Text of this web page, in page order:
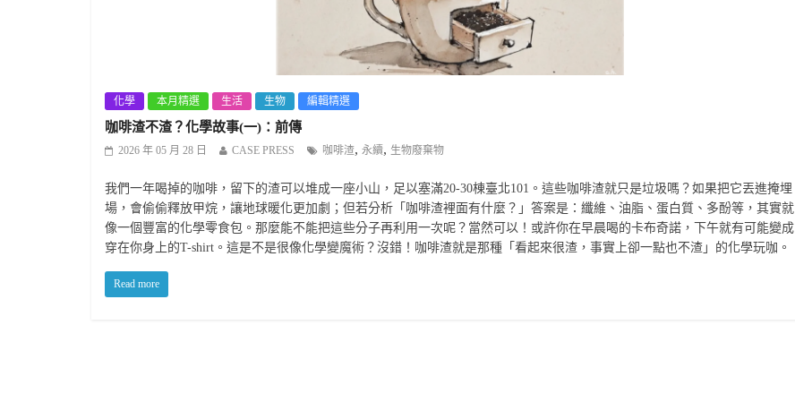
化學 本月精選 生活 生物 編輯精選
咖啡渣不渣？化學故事(一)：前傳
2026 年 05 月 28 日 CASE PRESS 咖啡渣, 永續, 生物廢棄物
我們一年喝掉的咖啡，留下的渣可以堆成一座小山，足以塞滿20-30棟臺北101。這些咖啡渣就只是垃圾嗎？如果把它丟進掩埋
場，會偷偷釋放甲烷，讓地球暖化更加劇；但若分析「咖啡渣裡面有什麼？」答案是：纖維、油脂、蛋白質、多酚等，其實就
像一個豐富的化學零食包。那麼能不能把這些分子再利用一次呢？當然可以！或許你在早晨喝的卡布奇諾，下午就有可能變成
穿在你身上的T-shirt。這是不是很像化學變魔術？沒錯！咖啡渣就是那種「看起來很渣，事實上卻一點也不渣」的化學玩咖。
Read more